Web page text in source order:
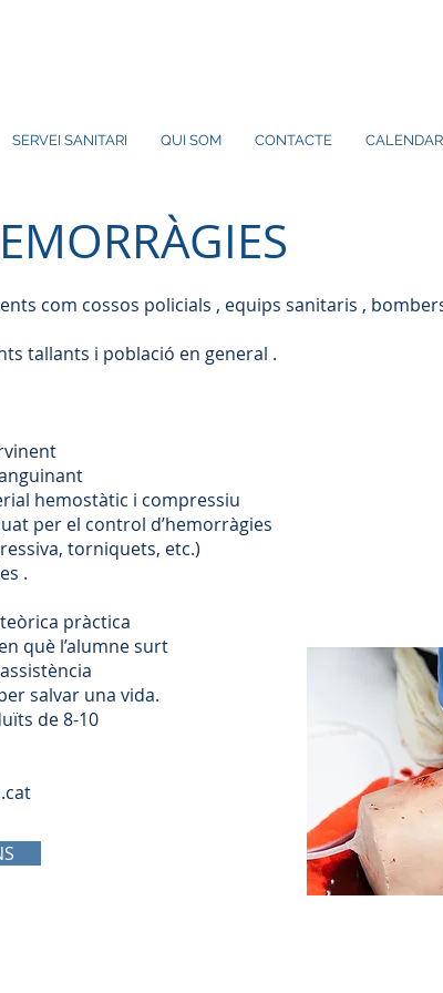
SERVEI SANITARI QUI SOM CONTACTE
com cossos policials , equips sanitaris ,
tallants i població en general .
hemostàtic i compressiu
per el control d’hemorràgies
torniquets, etc.)
.
pràctica
què l’alumne surt
salvar una vida.
de 8-10